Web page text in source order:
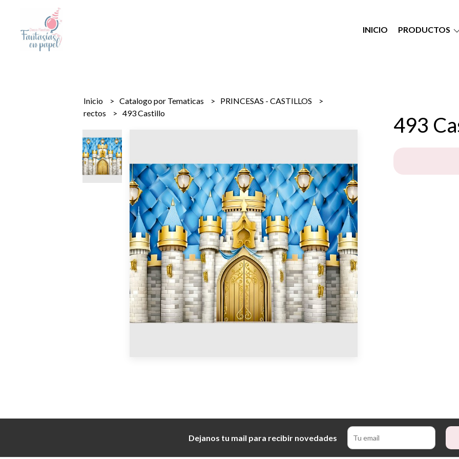
INICIO PRODUCTOS
Inicio Catalogo por Tematicas
PRINCESAS - CASTILLOS
rectos
493 Castillo 493
Dejanos tu mail para recibir novedades